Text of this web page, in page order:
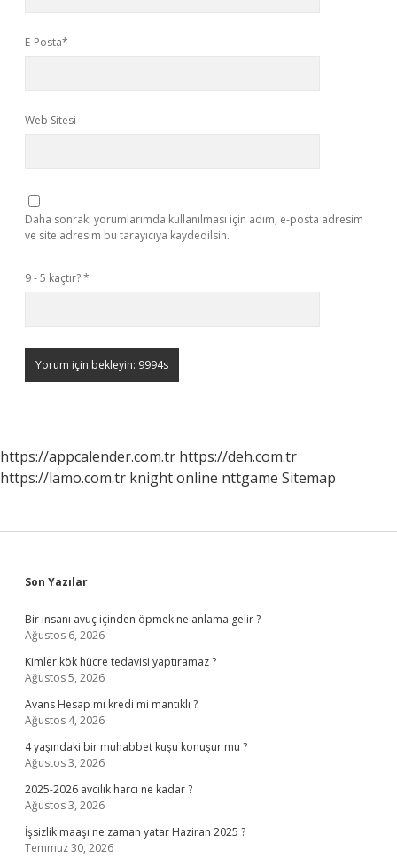
E-Posta*
Web Sitesi
Daha sonraki yorumlarımda kullanılması için adım, e-posta adresim
ve site adresim bu tarayıcıya kaydedilsin.
9 - 5 kaçtır?*
https://appcalender.com.tr https://deh.com.tr
https://lamo.com.tr knight online nttgame Sitemap
Sidebar
Son Yazılar
Bir insanı avuç içinden öpmek ne anlama gelir ?
Ağustos 6, 2026
Kimler kök hücre tedavisi yaptıramaz ?
Ağustos 5, 2026
Avans Hesap mı kredi mi mantıklı ?
Ağustos 4, 2026
4 yaşındaki bir muhabbet kuşu konuşur mu ?
Ağustos 3, 2026
2025-2026 avcılık harcı ne kadar ?
Ağustos 3, 2026
İşsizlik maaşı ne zaman yatar Haziran 2025 ?
Temmuz 30, 2026